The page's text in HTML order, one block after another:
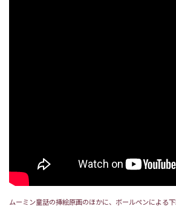
ムーミン童話の挿絵原画のほかに、ボールペンによる